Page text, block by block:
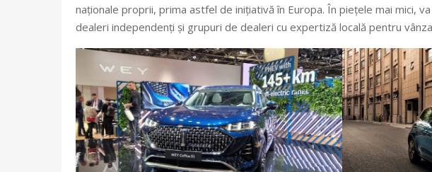
naționale proprii, prima astfel de inițiativă în Europa. În piețele mai mici,
dealeri independenți și grupuri de dealeri cu expertiză locală pentru